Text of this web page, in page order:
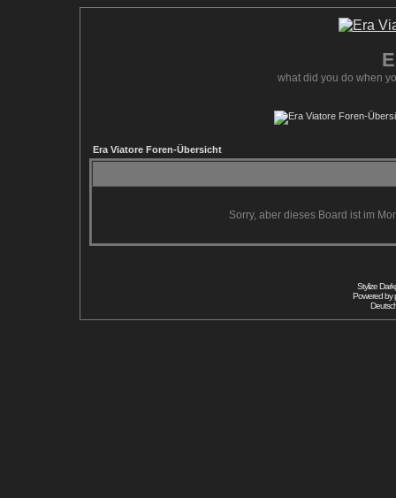
what did you do when
Era Viatore Foren-Übersicht
Sorry, aber dieses Board ist im
Stylize
Powered by